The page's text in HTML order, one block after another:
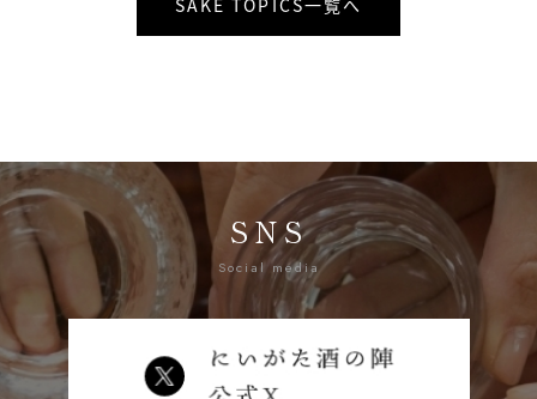
SNS
Social media